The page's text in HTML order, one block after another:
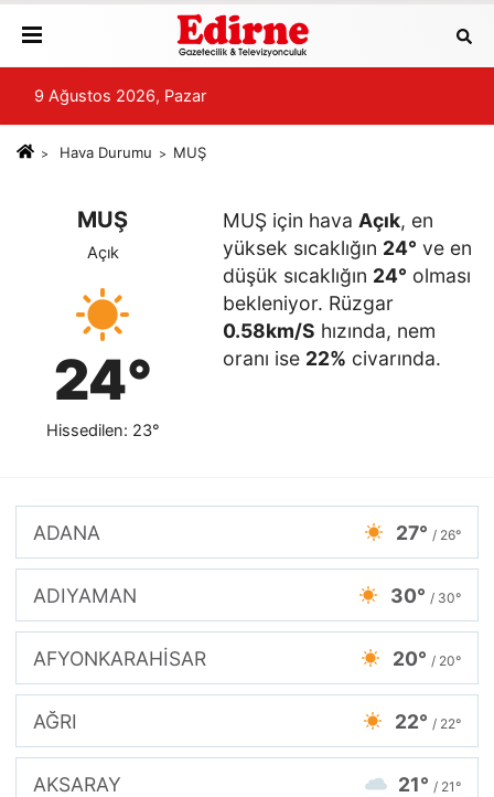
9 Ağustos 2026, Pazar
Hava Durumu MUŞ
MUŞ
Açık
24°
Hissedilen: 23°
MUŞ için hava Açık, en
yüksek sıcaklığın 24° ve en
düşük sıcaklığın 24° olması
bekleniyor. Rüzgar
0.58km/S hızında, nem
oranı ise 22% civarında.
ADANA 27° / 26°
ADIYAMAN 30° / 30°
AFYONKARAHİSAR 20° / 20°
AĞRI 22° / 22°
AKSARAY 21° / 21°